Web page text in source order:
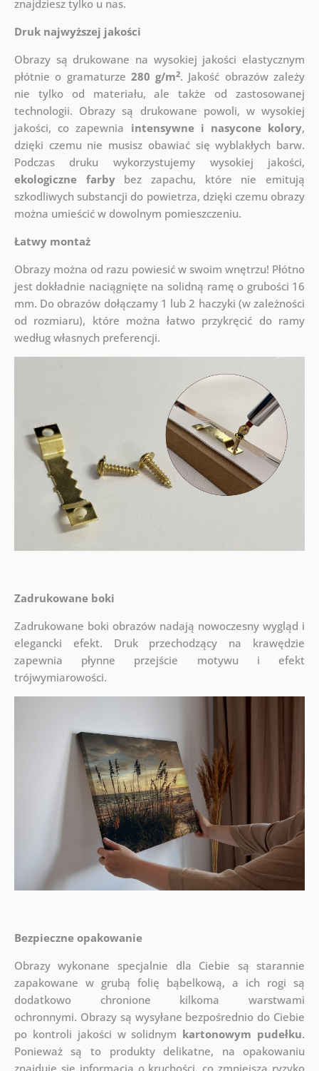
znajdziesz tylko u nas.
Druk najwyższej jakości
Obrazy są drukowane na wysokiej jakości elastycznym
płótnie o gramaturze 280 g/m2. Jakość obrazów zależy
nie tylko od materiału, ale także od zastosowanej
technologii. Obrazy są drukowane powoli, w wysokiej
jakości, co zapewnia intensywne i nasycone kolory,
dzięki czemu nie musisz obawiać się wyblakłych barw.
Podczas druku wykorzystujemy wysokiej jakości,
ekologiczne farbybez zapachu, które nie emitują
szkodliwych substancji do powietrza, dzięki czemu obrazy
można umieścić w dowolnym pomieszczeniu.
Łatwy montaż
Obrazy można od razu powiesić w swoim wnętrzu! Płótno
jest dokładnie naciągnięte na solidną ramę o grubości 16
mm. Do obrazów dołączamy 1 lub 2 haczyki (w zależności
od rozmiaru), które można łatwo przykręcić do ramy
według własnych preferencji.
Zadrukowane boki
Zadrukowane boki obrazów nadają nowoczesny wygląd i
elegancki efekt. Druk przechodzący na krawędzie
zapewnia płynne przejście motywu i efekt
trójwymiarowości.
Bezpieczne opakowanie
Obrazy wykonane specjalnie dla Ciebie są starannie
zapakowane w grubą folię bąbelkową, a ich rogi są
dodatkowo chronione kilkoma warstwami
ochronnymi. Obrazy są wysyłane bezpośrednio do Ciebie
po kontroli jakości w solidnym kartonowym pudełku.
Ponieważ są to produkty delikatne, na opakowaniu